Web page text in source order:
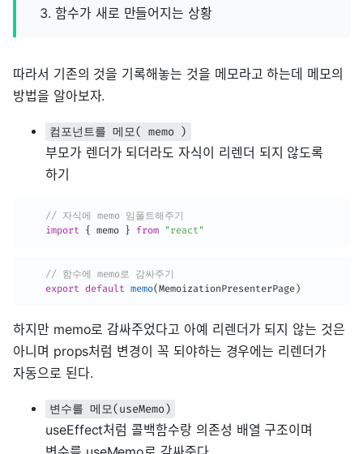
함수가 새로 만들어지는 상황
따라서 기존의 것을 기록해놓는 것을 메모라고 하는데 메모의
방법을 알아보자.
컴포넌트를 메모( memo )
부모가 렌더가 되더라도 자식이 리렌더 되지 않도록
하기
// 자식에 memo 임폴트해주기
import
{ memo } from "react"
// 함수에 memo로 감싸주기
export default memo(MemoizationPresenterPage )
하지만 memo로 감싸주었다고 아예 리렌더가 되지 않는 것은
아니며 props처럼 변경이 꼭 되야하는 경우에는 리렌더가
자동으로 된다.
변수를 메모(useMemo)
useEffect처럼 콜백함수랑 의존성 배열 구조이며